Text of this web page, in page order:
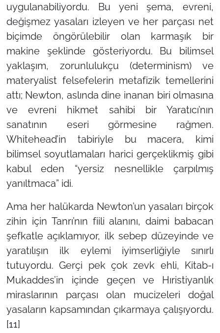
uygulanabiliyordu. Bu yeni şema, evreni,
değişmez yasaları izleyen ve her parçası net
biçimde öngörülebilir olan karmaşık bir
makine şeklinde gösteriyordu. Bu bilimsel
yaklaşım, zorunlulukçu (determinism) ve
materyalist felsefelerin metafizik temellerini
attı; Newton, aslında dine inanan biri olmasına
ve evreni hikmet sahibi bir Yaratıcı’nın
sanatının eseri görmesine rağmen.
Whitehead’in tabiriyle bu macera, kimi
bilimsel soyutlamaları harici gerçeklikmiş gibi
kabul eden “yersiz nesnellikle çarpılmış
yanıltmaca” idi.
Ama her halükarda Newton’un yasaları birçok
zihin için Tanrı’nın fiili alanını, daimi babacan
şefkatle açıklamıyor, ilk sebep düzeyinde ve
yaratılışın ilk eylemi iyimserliğiyle sınırlı
tutuyordu. Gerçi pek çok zevk ehli, Kitab-ı
Mukaddes’in içinde geçen ve Hıristiyanlık
miraslarının parçası olan mucizeleri doğal
yasaların kapsamından çıkarmaya çalışıyordu.
[11]